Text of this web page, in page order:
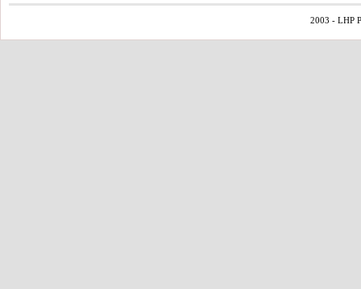
2003 - LHP